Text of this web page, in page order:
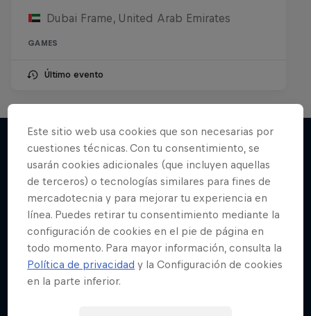
Dubai Frame, United Arab Emirates
GAMES
Último evento
Más contenidos similares
Este sitio web usa cookies que son necesarias por
cuestiones técnicas. Con tu consentimiento, se
usarán cookies adicionales (que incluyen aquellas
de terceros) o tecnologías similares para fines de
mercadotecnia y para mejorar tu experiencia en
línea. Puedes retirar tu consentimiento mediante la
configuración de cookies en el pie de página en
todo momento. Para mayor información, consulta la
Política de privacidad y la Configuración de cookies
en la parte inferior.